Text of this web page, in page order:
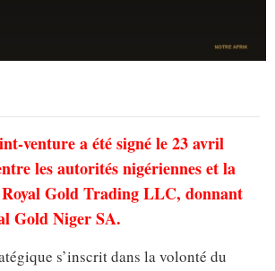
venture a été signé le 23 avril
les autorités nigériennes et la
Royal Gold Trading LLC, donnant
Gold Niger SA.
s’inscrit dans la volonté du